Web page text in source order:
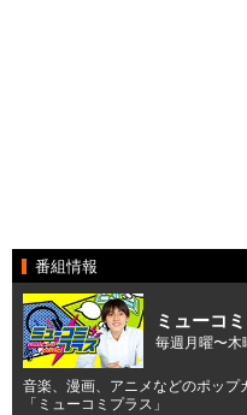
番組情報
ミューコ
毎週月曜〜木
音楽、漫画、アニメなどのポップ
「ミューコミプラス」